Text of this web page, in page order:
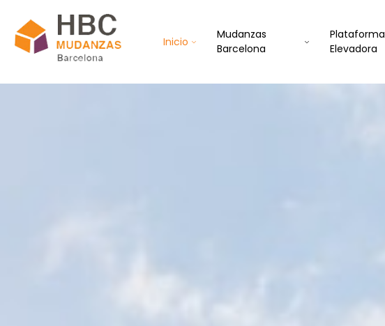
Inicio
Mudanzas
Barcelona
Plataforma
Elevadora